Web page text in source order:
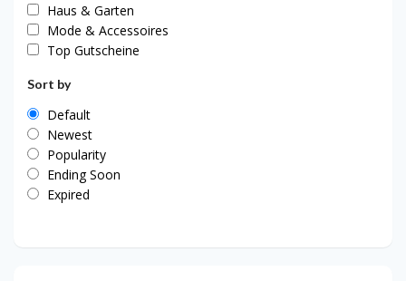
Haus & Garten
Mode & Accessoires
Top Gutscheine
Sort by
Default
Newest
Popularity
Ending Soon
Expired